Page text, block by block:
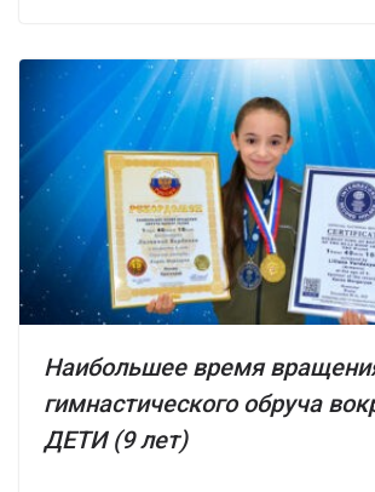
Наибольшее время
гимнастического обруча
ДЕТИ (9 лет)